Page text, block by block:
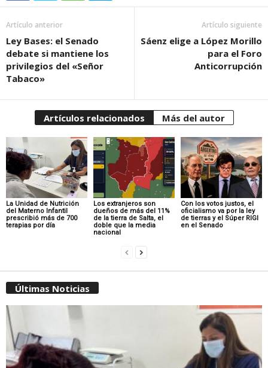
Artículo anterior
Ley Bases: el Senado
debate si mantiene los
privilegios del «Señor
Tabaco»
Artículo siguiente
Sáenz elige a López Morillo
para el Foro
Anticorrupción
Artículos relacionados Más del autor
La Unidad de Nutrición
del Materno Infantil
prescribió más de 700
terapias por día
Los extranjeros son
dueños de más del 11%
de la tierra de Salta, el
doble que la media
nacional
Con los votos justos, el
oficialismo va por la ley
de tierras y el Súper RIGI
en el Senado
Últimas Noticias